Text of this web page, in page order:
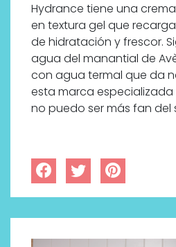
Hydrance tiene una
en textura gel que
de hidratación y frescor.
agua del manantial de
con agua termal que da
esta marca especializada
no puedo ser más fan del